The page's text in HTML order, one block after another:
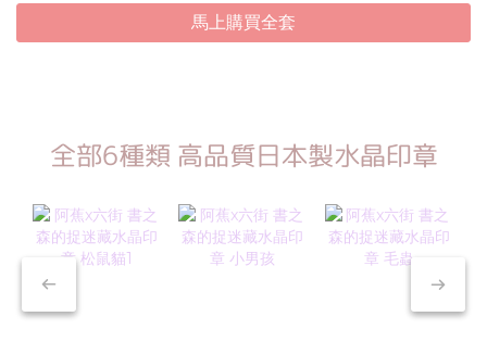
馬上購買全套
全部6種類 高品質日本製水晶印章